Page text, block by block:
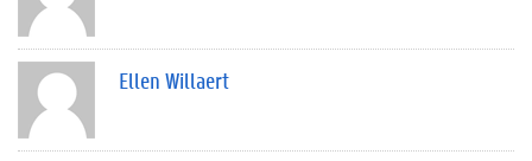
Ellen Willaert